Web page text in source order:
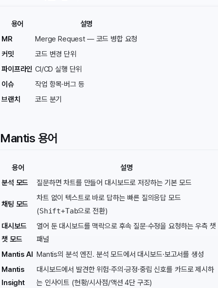
용어
설명
MR
Merge Request — 코드 병합 요청
커밋
코드 변경 단위
파이프라인 CI/CD 실행 단위
이슈
작업 항목·버그 등
브랜치
코드 분기
Mantis 용어
용어
설명
분석 모드
질문하면 차트를 만들어 대시보드로 저장하는 기본 모드
채팅 모드
차트 없이 텍스트로 바로 답하는 빠른 질의응답 모드
(Shift+Tab으로 전환)
대시보드
챗 모드
열어 둔 대시보드를 맥락으로 후속 질문·수정을 요청하는 우측 챗
패널
Mantis AI Mantis의 분석 엔진. 분석 모드에서 대시보드·보고서를 생성
Mantis
Insight
대시보드에서 발견한 위험·주의·긍정·중립 신호를 카드로 제시하
는 인사이트 (현황/시사점/액션 4단 구조)